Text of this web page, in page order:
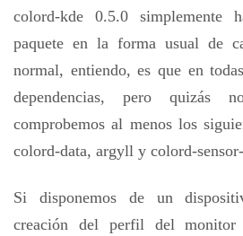
colord-kde 0.5.0 simplemente
paquete en la forma usual de
normal, entiendo, es que en
dependencias, pero quizás
comprobemos al menos los
colord-data, argyll y colord-
Si disponemos de un
creación del perfil del monitor